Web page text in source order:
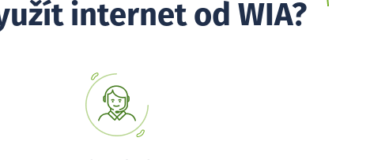
internet od WIA?